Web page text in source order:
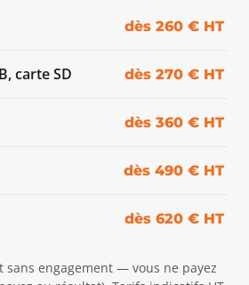
dès 260 € HT
carte SD dès 270 € HT
dès 360 € HT
dès 490 € HT
dès 620 € HT
sans engagement — vous ne payez